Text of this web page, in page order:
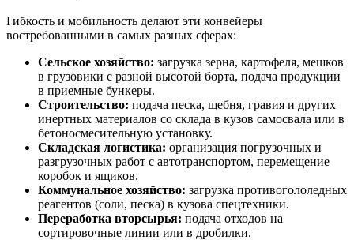
Гибкость и мобильность делают эти конвейеры
востребованными в самых разных сферах:
Сельское хозяйство: загрузка зерна, картофеля, мешков
в грузовики с разной высотой борта, подача продукции
в приемные бункеры.
Строительство: подача песка, щебня, гравия и других
инертных материалов со склада в кузов самосвала или в
бетоносмесительную установку.
Складская логистика: организация погрузочных и
разгрузочных работ с автотранспортом, перемещение
коробок и ящиков.
Коммунальное хозяйство: загрузка противогололедных
реагентов (соли, песка) в кузова спецтехники.
Переработка вторсырья: подача отходов на
сортировочные линии или в дробилки.